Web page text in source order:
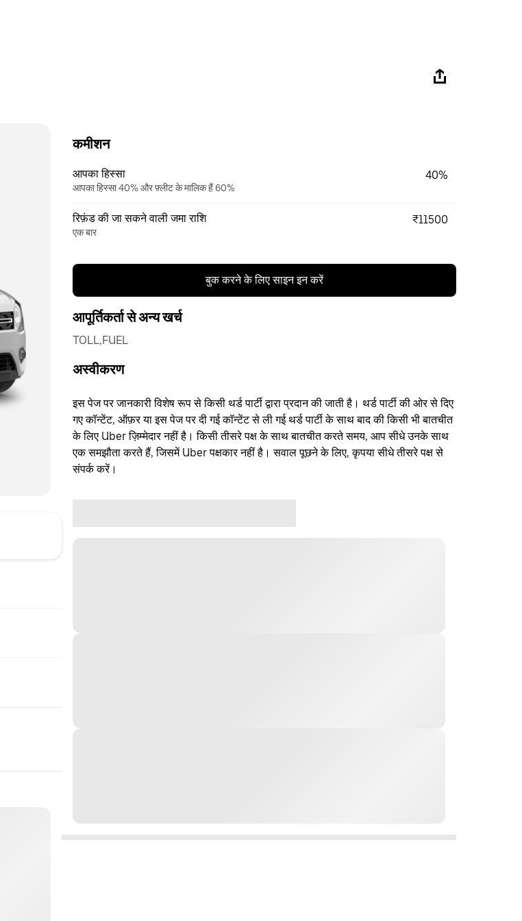
कमीशन
आपका हिस्सा
आपका हिस्सा 40% और फ़्लीट के मालिक हैं 60%
40%
रिफ़ंड की जा सकने वाली जमा राशि
एक बार
₹11500
बुक करने के लिए साइन इन करें
आपूर्तिकर्ता से अन्य खर्च
TOLL,FUEL
अस्वीकरण
इस पेज पर जानकारी विशेष रूप से किसी थर्ड पार्टी द्वारा प्रदान की जाती है। थर्ड पार्टी की ओर से दिए
गए कॉन्टेंट, ऑफ़र या इस पेज पर दी गई कॉन्टेंट से ली गई थर्ड पार्टी के साथ बाद की किसी भी बातचीत
के लिए Uber ज़िम्मेदार नहीं है। किसी तीसरे पक्ष के साथ बातचीत करते समय, आप सीधे उनके साथ
एक समझौता करते हैं, जिसमें Uber पक्षकार नहीं है। सवाल पूछने के लिए, कृपया सीधे तीसरे पक्ष से
संपर्क करें।